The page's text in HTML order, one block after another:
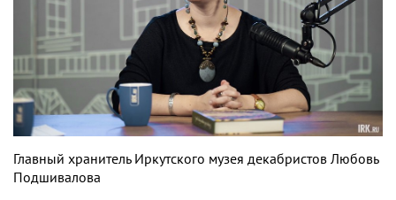
Главный хранитель Иркутского музея декабристов Любовь
Подшивалова